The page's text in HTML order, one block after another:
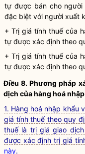
tự được bán cho người
đặc biệt với người xuất
+ Trị giá tính thuế của
tự được xác định theo
+ Trị giá tính thuế của
tự được xác định theo
Điều 8. Phương pháp
dịch củahàng hoá
1. Hàng hoá nhập khẩu
giá tính thuế theo quy
thuế là trị giá giao
được xác định trị giá
này.